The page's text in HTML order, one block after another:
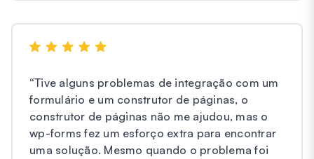
“Tive alguns problemas de integração com um
formulário e um construtor de páginas, o
construtor de páginas não me ajudou, mas o
wp-forms fez um esforço extra para encontrar
uma solução. Mesmo quando o problema foi